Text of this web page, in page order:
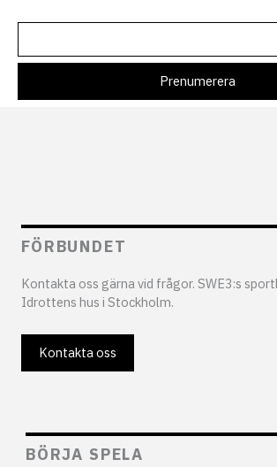
FÖRBUNDET
Kontakta oss gärna vid frågor. SWE3:s
Idrottens hus i Stockholm.
Kontakta oss
BÖRJA SPELA